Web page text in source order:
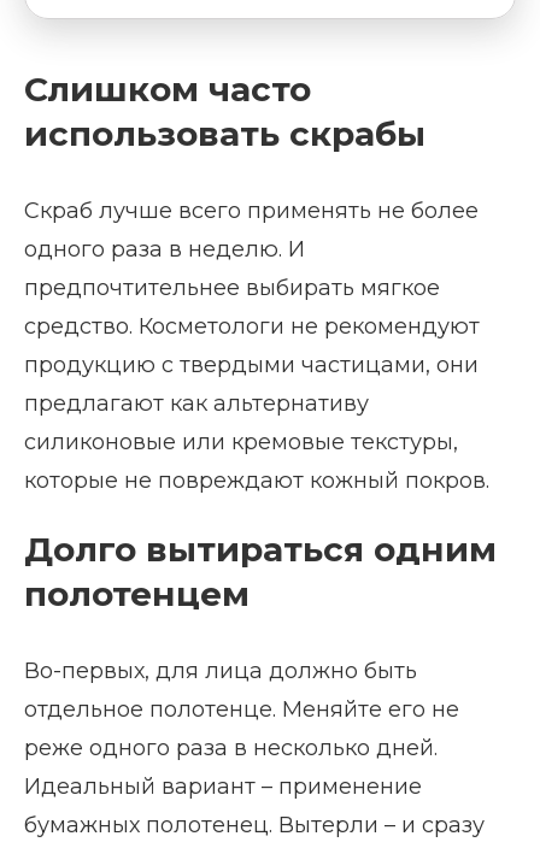
Слишком часто
использовать скрабы
Скраб лучше всего применять не более
одного раза в неделю. И
предпочтительнее выбирать мягкое
средство. Косметологи не рекомендуют
продукцию с твердыми частицами, они
предлагают как альтернативу
силиконовые или кремовые текстуры,
которые не повреждают кожный покров.
Долго вытираться одним
полотенцем
Во-первых, для лица должно быть
отдельное полотенце. Меняйте его не
реже одного раза в несколько дней.
Идеальный вариант – применение
бумажных полотенец. Вытерли – и сразу